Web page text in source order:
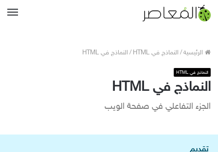
الرئيسية/ النماذج في HTML / النماذج في HTML
النماذج في HTML
النماذج في HTML
الجزء التفاعلي في صفحة الويب
تقديم